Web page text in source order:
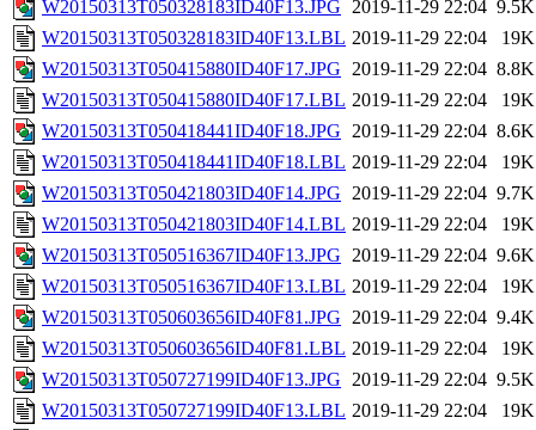
W20150313T050328183ID40F13.JPG 2019-11-29 22:04 9.5K
W20150313T050328183ID40F13.LBL 2019-11-29 22:04
19K
W20150313T050415880ID40F17.JPG 2019-11-29 22:04 8.8K
W20150313T050415880ID40F17.LBL 2019-11-29 22:04
19K
W20150313T050418441ID40F18.JPG 2019-11-29 22:04 8.6K
W20150313T050418441ID40F18.LBL 2019-11-29 22:04
19K
W20150313T050421803ID40F14.JPG 2019-11-29 22:04 9.7K
W20150313T050421803ID40F14.LBL 2019-11-29 22:04
19K
W20150313T050516367ID40F13.JPG 2019-11-29 22:04 9.6K
W20150313T050516367ID40F13.LBL 2019-11-29 22:04
19K
W20150313T050603656ID40F81.JPG 2019-11-29 22:04 9.4K
W20150313T050603656ID40F81.LBL 2019-11-29 22:04
19K
W20150313T050727199ID40F13.JPG 2019-11-29 22:04 9.5K
W20150313T050727199ID40F13.LBL 2019-11-29 22:04
19K